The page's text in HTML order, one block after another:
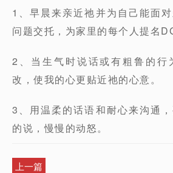
1、早晨来亲近祂并为自己能面
问题交托，为家里的每个人提名
2、当生气时说话或有粗鲁的行
改，使我的心更贴近祂的心意。
3、用温柔的话语和耐心来沟通
的说，慢慢的动怒。
上一篇